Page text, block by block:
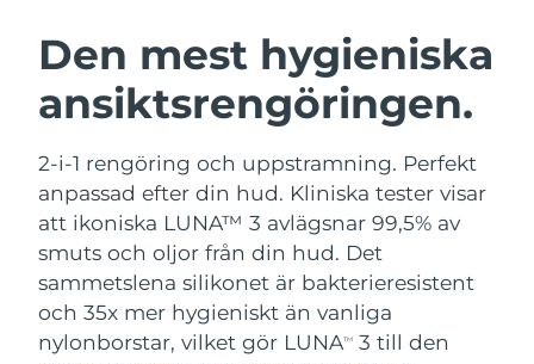
Den mest hygieniska
ansiktsrengöringen.
2-i-1 rengöring och uppstramning. Perfekt
anpassad efter din hud. Kliniska tester visar
att ikoniska LUNA™ 3 avlägsnar 99,5% av
smuts och oljor från din hud. Det
sammetslena silikonet är bakterieresistent
och 35x mer hygieniskt än vanliga
nylonborstar, vilket gör LUNATM
3 till den
LUNA™ 4-paket
Anti-aging massage
LUNA™ 4 Plus
Massage, LED heating
BEAR™ 2-paket
Microcurrent toning
BEAR™ 2 go
Microcurrent toning on-the-go
Återfuktning
UFO™ 3-paket
Munvård
issa™ 4
Österrike Förväntad leverans 8/8/26
Bahrain Förväntad leverans8/9/26
Belgien
Bermuda Förväntad leverans 8/14/26
Bosnien och
Hercegovina
Förväntad leverans 8/11/26
Brunei Förväntad leverans8/13/26